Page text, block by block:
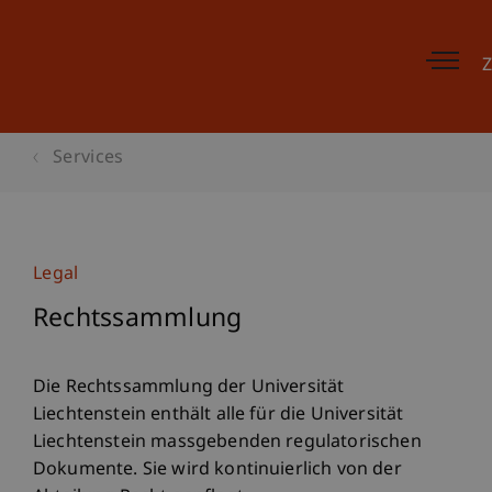
Services
Legal
Rechtssammlung
Die Rechtssammlung der Universität
Liechtenstein enthält alle für die Universität
Liechtenstein massgebenden regulatorischen
Dokumente. Sie wird kontinuierlich von der